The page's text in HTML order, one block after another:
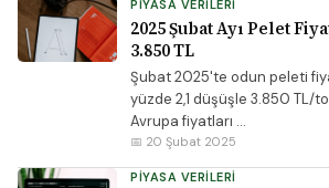
PIYASA VERILERI
2025 Şubat Ayı Pelet
3.850 TL
Şubat 2025'te odun peleti
yüzde 2,1 düşüşle 3.850 TL/
Avrupa fiyatları ...
📅 20 Şubat 2025
PIYASA VERILERI